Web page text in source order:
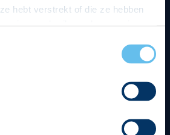
hebt verstrekt of die ze hebben
wijze. Je kunt je toestemming
en cookieverklaring pagina.